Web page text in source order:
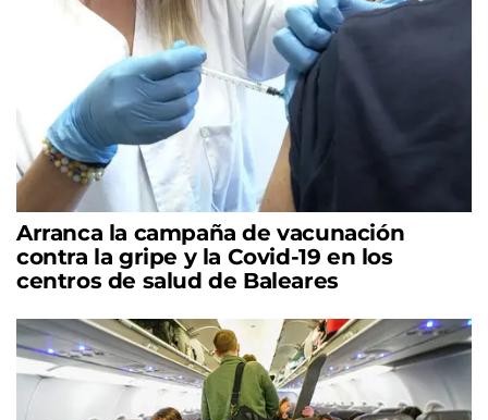
Arranca la campaña de vacunación
contra la gripe y la Covid-19 en los
centros de salud de Baleares